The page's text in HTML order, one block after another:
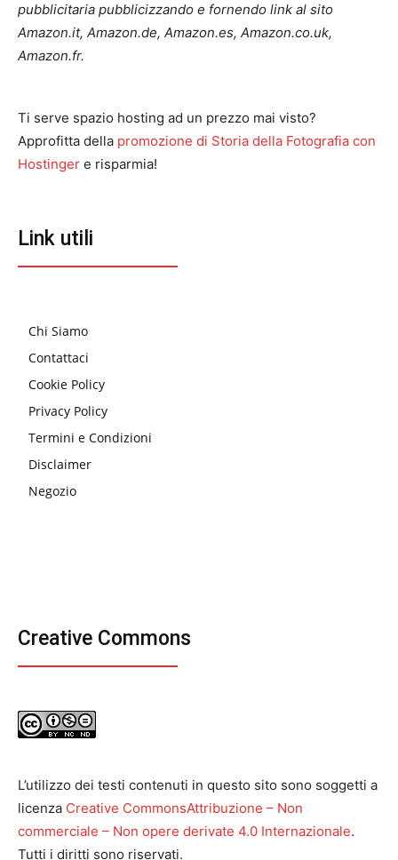
pubblicitaria pubblicizzando e fornendo link al sito
Amazon.it, Amazon.de, Amazon.es, Amazon.co.uk,
Amazon.fr.
Ti serve spazio hosting ad un prezzo mai visto?
Approfitta della promozione di Storia della Fotografia con
Hostinger e risparmia!
Link utili
Chi Siamo
Contattaci
Cookie Policy
Privacy Policy
Termini e Condizioni
Disclaimer
Negozio
Creative Commons
L’utilizzo dei testi contenuti in questo sito sono soggetti a
licenza Creative CommonsAttribuzione – Non
commerciale – Non opere derivate 4.0 Internazionale.
Tutti i diritti sono riservati.